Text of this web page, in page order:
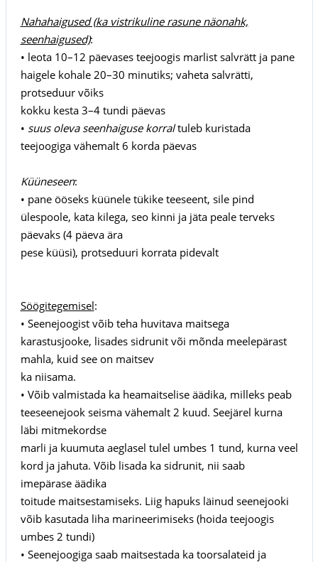
Nahahaigused (ka vistrikuline rasune näonahk,
seenhaigused):
• leota 10–12 päevases teejoogis marlist salvrätt ja pane
haigele kohale 20–30 minutiks; vaheta salvrätti,
protseduur võiks
kokku kesta 3–4 tundi päevas
• suus oleva seenhaiguse korraltuleb kuristada
teejoogiga vähemalt 6 korda päevas
Küüneseen:
• pane ööseks küünele tükike teeseent, sile pind
ülespoole, kata kilega, seo kinni ja jäta peale terveks
päevaks (4 päeva ära
pese küüsi), protseduuri korrata pidevalt
Söögitegemisel:
• Seenejoogist võib teha huvitava maitsega
karastusjooke, lisades sidrunit või mõnda meelepärast
mahla, kuid see on maitsev
ka niisama.
• Võib valmistada ka heamaitselise äädika, milleks peab
teeseenejook seisma vähemalt 2 kuud. Seejärel kurna
läbi mitmekordse
marli ja kuumuta aeglasel tulel umbes 1 tund, kurna veel
kord ja jahuta. Võib lisada ka sidrunit, nii saab
imepärase äädika
toitude maitsestamiseks. Liig hapuks läinud seenejooki
võib kasutada liha marineerimiseks (hoida teejoogis
umbes 2 tundi)
• Seenejoogiga saab maitsestada ka toorsalateid ja